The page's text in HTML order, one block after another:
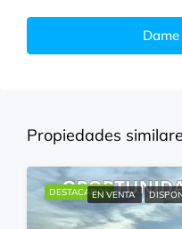
Propiedades
DESTACADOSEN VENTA